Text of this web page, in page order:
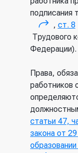
подписания
(внешняя
, ст. 8
Трудового
Федерации).
Права,
работников
статьи 47,
закона от